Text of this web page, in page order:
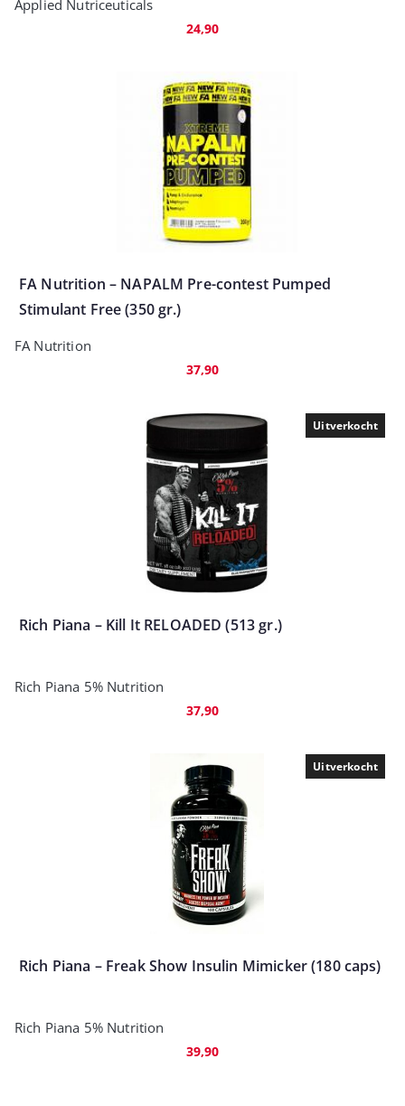
Applied Nutriceuticals
24,90
FA Nutrition – NAPALM Pre-contest Pumped
Stimulant Free (350 gr.)
FA Nutrition
37,90
Uitverkocht
Rich Piana – Kill It RELOADED (513 gr.)
Rich Piana 5% Nutrition
37,90
Uitverkocht
Rich Piana – Freak Show Insulin Mimicker (180 caps)
Rich Piana 5% Nutrition
39,90